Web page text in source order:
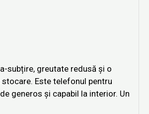
subțire, greutate redusă și o
Este telefonul pentru
generos și capabil la interior. Un